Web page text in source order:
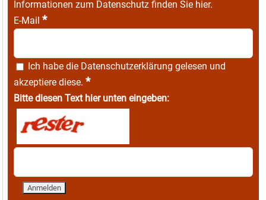
Informationen zum Datenschutz finden Sie hier.
E-Mail *
Ich habe die Datenschutzerklärung gelesen und
akzeptiere diese. *
Bitte diesen Text hier unten eingeben: